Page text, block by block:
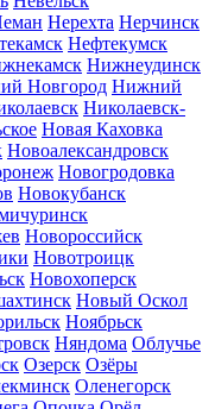
Нерехта Нерчинск
Нефтекумск
Нижнеудинск
Новгород Нижний
Николаевск-
Новая Каховка
Новоалександровск
Новогродовка
Новокубанск
Новороссийск
Новотроицк
Новохоперск
Новый Оскол
Ноябрьск
Няндома Облучье
Озерск Озёры
Оленегорск